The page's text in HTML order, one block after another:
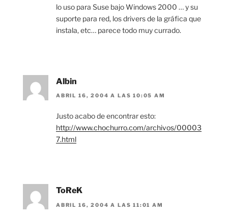
lo uso para Suse bajo Windows 2000 … y su
suporte para red, los drivers de la gráfica que
instala, etc… parece todo muy currado.
Albin
ABRIL 16, 2004 A LAS 10:05 AM
Justo acabo de encontrar esto:
http://www.chochurro.com/archivos/00003
7.html
ToReK
ABRIL 16, 2004 A LAS 11:01 AM